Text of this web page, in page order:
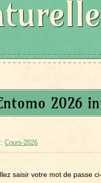
2026
Cours-2026
saisir votre mot de passe